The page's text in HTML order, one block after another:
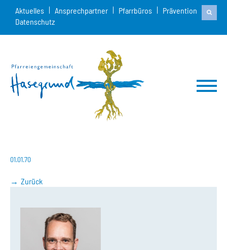
Aktuelles Ansprechpartner Pfarrbüros
Prävention
Datenschutz
01.01.70
Zurück